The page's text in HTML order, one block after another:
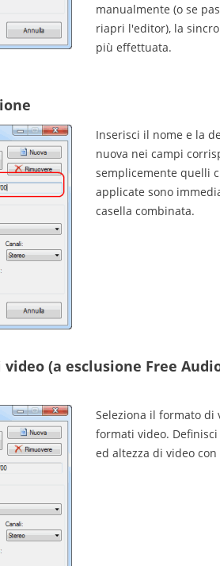
manualmente (o se
riapri l'editor), la
più effettuata.
Inserisci il nome e la
nuova nei campi
semplicemente quelli
applicate sono
casella combinata.
(a esclusione Free
Seleziona il formato
formati video.
ed altezza di video